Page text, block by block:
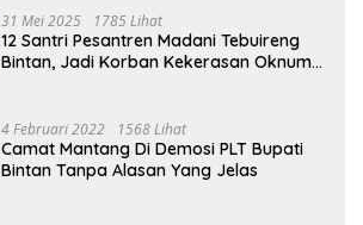
31 Mei 2025 1785 Lihat
12 Santri Pesantren Madani Tebuireng
Bintan, Jadi Korban Kekerasan Oknum
4 Februari 2022 1568 Lihat
Camat Mantang Di Demosi PLT Bupati
Bintan Tanpa Alasan Yang Jelas